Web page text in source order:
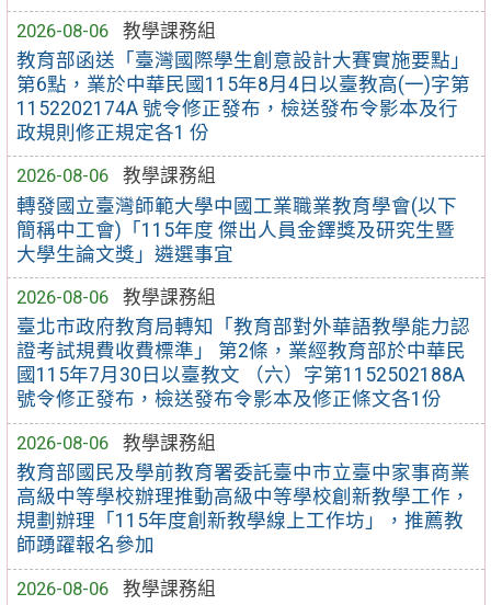
2026-08-06
教學課務組
教育部函送「臺灣國際學生創意設計大賽實施要點」
第6點，業於中華民國115年8月4日以臺教高(一)字第
1152202174A 號令修正發布，檢送發布令影本及行
政規則修正規定各1 份
2026-08-06
教學課務組
轉發國立臺灣師範大學中國工業職業教育學會(以下
簡稱中工會)「115年度 傑出人員金鐸獎及研究生暨
大學生論文獎」遴選事宜
2026-08-06
教學課務組
臺北市政府教育局轉知「教育部對外華語教學能力認
證考試規費收費標準」 第2條，業經教育部於中華民
國115年7月30日以臺教文 （六）字第1152502188A
號令修正發布，檢送發布令影本及修正條文各1份
2026-08-06
教學課務組
教育部國民及學前教育署委託臺中市立臺中家事商業
高級中等學校辦理推動高級中等學校創新教學工作，
規劃辦理「115年度創新教學線上工作坊」，推薦教
師踴躍報名參加
2026-08-06
教學課務組